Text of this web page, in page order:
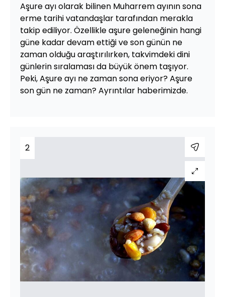
Aşure ayı olarak bilinen Muharrem ayının sona
erme tarihi vatandaşlar tarafından merakla
takip ediliyor. Özellikle aşure geleneğinin hangi
güne kadar devam ettiği ve son günün ne
zaman olduğu araştırılırken, takvimdeki dini
günlerin sıralaması da büyük önem taşıyor.
Peki, Aşure ayı ne zaman sona eriyor? Aşure
son gün ne zaman? Ayrıntılar haberimizde.
2